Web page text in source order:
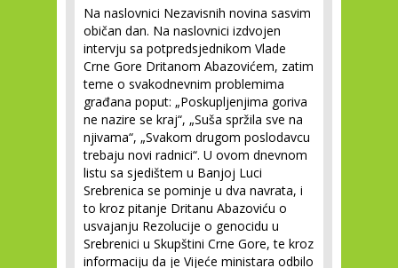
Na naslovnici Nezavisnih novina sasvim
običan dan. Na naslovnici izdvojen
intervju sa potpredsjednikom Vlade
Crne Gore Dritanom Abazovićem, zatim
teme o svakodnevnim problemima
građana poput: „Poskupljenjima goriva
ne nazire se kraj“, „Suša spržila sve na
njivama“, „Svakom drugom poslodavcu
trebaju novi radnici“. U ovom dnevnom
listu sa sjedištem u Banjoj Luci
Srebrenica se pominje u dva navrata, i
to kroz pitanje Dritanu Abazoviću o
usvajanju Rezolucije o genocidu u
Srebrenici u Skupštini Crne Gore, te kroz
informaciju da je Vijeće ministara odbilo